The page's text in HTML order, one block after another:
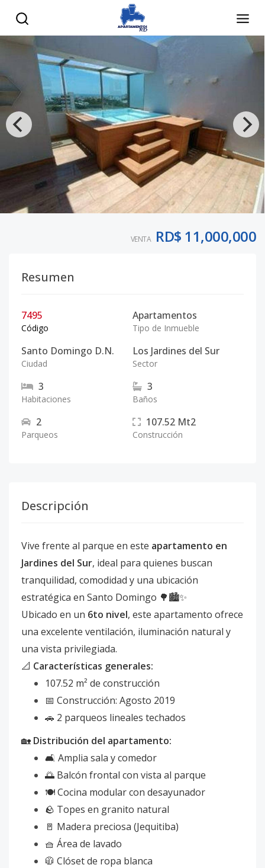
VENTA RD$ 11,000,000
Resumen
7495
Código
Apartamentos
Tipo de Inmueble
Santo Domingo D.N.
Ciudad
Los Jardines del Sur
Sector
3
Habitaciones
3
Baños
2
Parqueos
107.52 Mt2
Construcción
Descripción
Vive frente al parque en este apartamento en
Jardines del Sur, ideal para quienes buscan
tranquilidad, comodidad y una ubicación
estratégica en Santo Domingo 🌳🏙️✨
Ubicado en un 6to nivel, este apartamento ofrece
una excelente ventilación, iluminación natural y
una vista privilegiada.
📐 Características generales:
107.52 m² de construcción
📅 Construcción: Agosto 2019
🚗 2 parqueos lineales techados
🏡 Distribución del apartamento:
🛋️ Amplia sala y comedor
🌅 Balcón frontal con vista al parque
🍽️ Cocina modular con desayunador
🪨 Topes en granito natural
🚪 Madera preciosa (Jequitiba)
🧺 Área de lavado
🧥 Clóset de ropa blanca